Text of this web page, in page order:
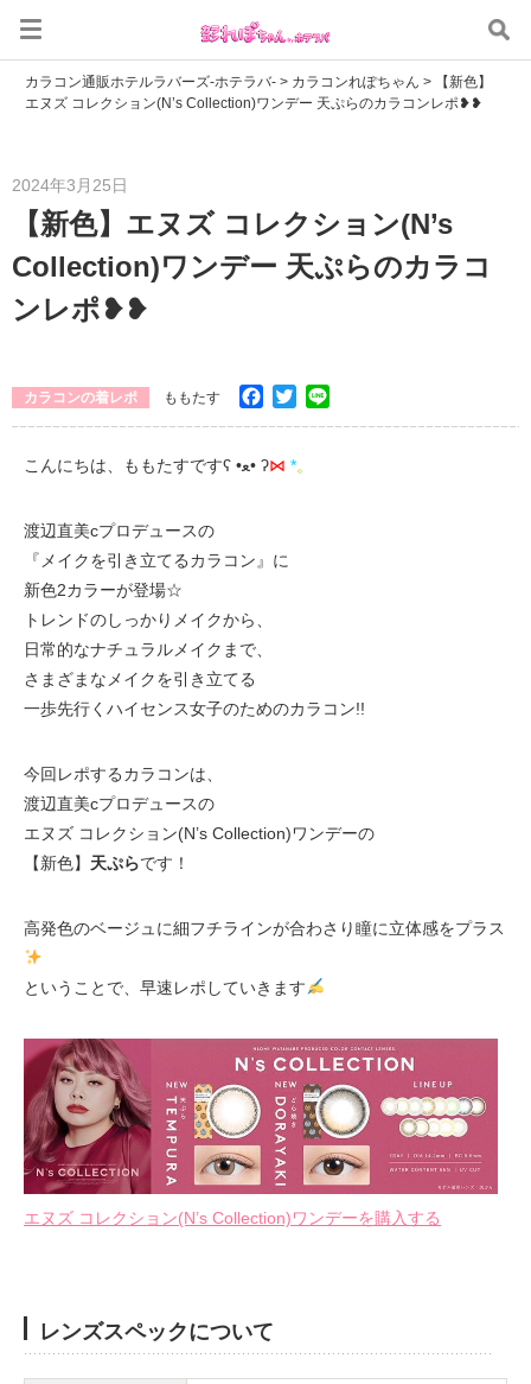
カラコン通販ホテルラバーズ-ホテラバ- > カラコンれぽちゃん >
【新色】
エヌズ コレクション(N’s Collection)ワンデー 天ぷらのカラコンレポ❥❥
2024年3月25日
【新色】エヌズ コレクション(N’s
Collection)ワンデー 天ぷらのカラコ
ンレポ❥❥
カラコンの着レポ ももたす Facebook
Twitter
こんにちは、ももたすですʕ •ﻌ• ʔ⋈ *。
渡辺直美cプロデュースの
『メイクを引き立てるカラコン』に
新色2カラーが登場☆
トレンドのしっかりメイクから、
日常的なナチュラルメイクまで、
さまざまなメイクを引き立てる
一歩先行くハイセンス女子のためのカラコン!!
今回レポするカラコンは、
渡辺直美cプロデュースの
エヌズ コレクション(N’s Collection)ワンデーの
【新色】 天ぷらです！
高発色のベージュに細フチラインが合わさり瞳に立体感をプラス
ということで、早速レポしていきます
エヌズ コレクション(N’s Collection)ワンデーを購入する
レンズスペックについて